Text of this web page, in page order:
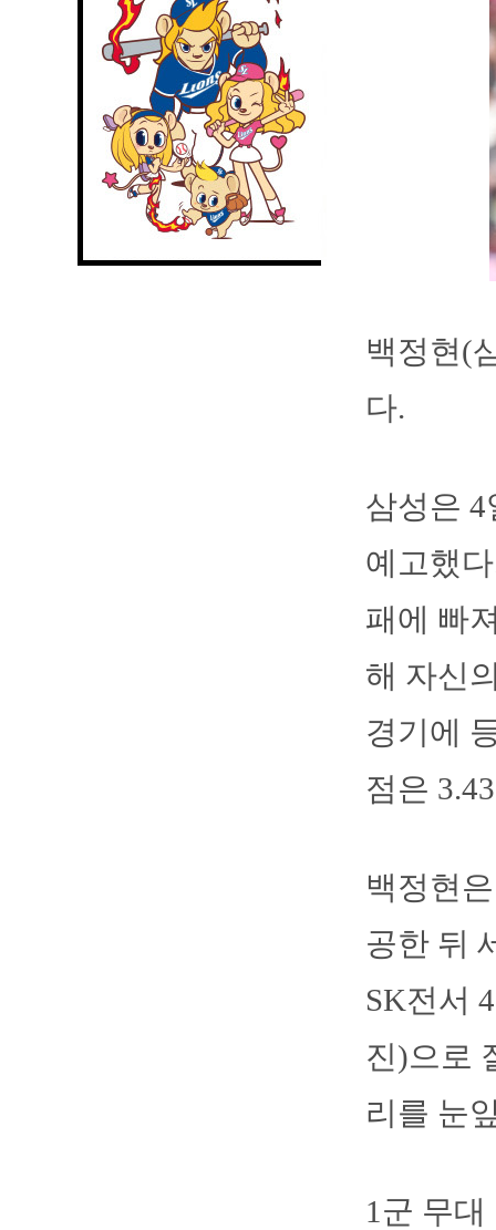
백정현(
다.
삼성은
예고했
패에 빠
해 자신
경기에
점은
백정현
공한 뒤
SK전서
진)으로
리를 눈
1군 무